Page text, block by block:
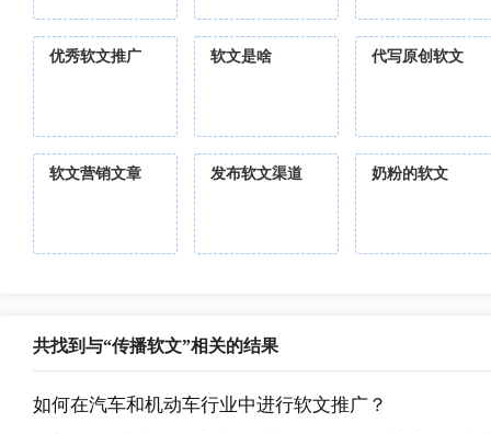
优秀软文推广 软文是啥 代写原创软文
软文营销文章 发布软文渠道 奶粉的软文
共找到与“传播软文”相关的结果
如何在汽车和机动车行业中进行软文推广？